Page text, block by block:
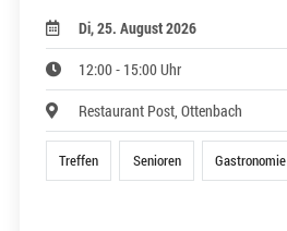
Di, 25. August 2026
12:00 - 15:00 Uhr
Restaurant Post, Ottenbach
Treffen Senioren Gastronomie